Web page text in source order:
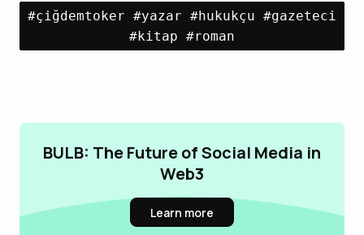
#çiğdemtoker #yazar #hukukçu #gazeteci
#kitap #roman
BULB: The Future of Social Media in
Web3
Learn more